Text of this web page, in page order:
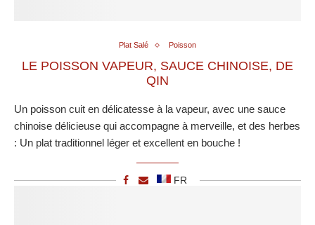
Plat Salé Poisson
LE POISSON VAPEUR, SAUCE CHINOISE, DE
QIN
Un poisson cuit en délicatesse à la vapeur, avec une sauce
chinoise délicieuse qui accompagne à merveille, et des herbes
: Un plat traditionnel léger et excellent en bouche !
FR